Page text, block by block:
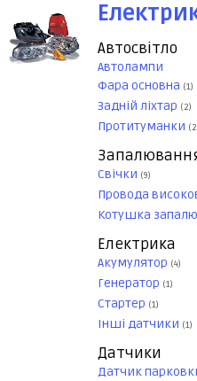
Автосвітло
Автолампи
Фара основна (1)
Задній ліхтар (2)
Протитуманки
Свічки (9)
Провода
Котушка
Електрика
Акумулятор (4)
Генератор (1)
Стартер (1)
Інші датчики (1)
Датчики
Датчик